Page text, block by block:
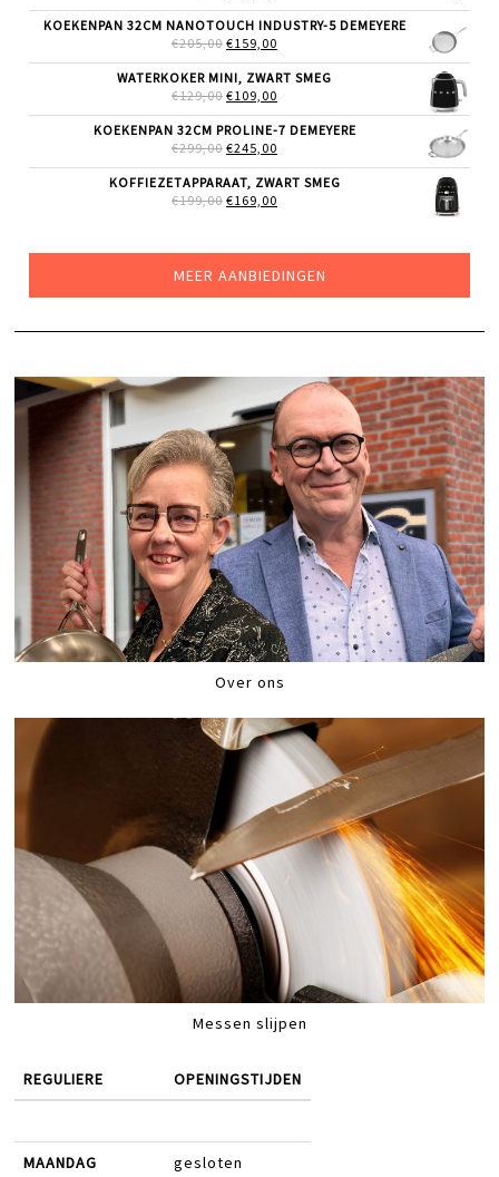
WAS:
€64,99.
IS:
€51,99.
KOEKENPAN 32CM NANOTOUCH INDUSTRY-5 DEMEYERE
€205,00 OORSPRONKELIJKE
WAS:
€205,00.
€159,00
IS:
WATERKOKER MINI, ZWART SMEG
€129,00 OORSPRONKELIJKE
WAS:
€129,00.
€109,00
IS:
KOEKENPAN 32CM PROLINE-7 DEMEYERE
€299,00 OORSPRONKELIJKE
WAS:
€299,00.
€245,00
IS:
KOFFIEZETAPPARAAT, ZWART SMEG
€199,00 OORSPRONKELIJKE
€169,00
MEER AANBIEDINGEN
Over ons
Messen slijpen
REGULIERE OPENINGSTIJDEN
MAANDAG gesloten